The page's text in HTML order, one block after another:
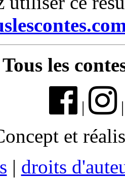
Tous les
|
et
| droits